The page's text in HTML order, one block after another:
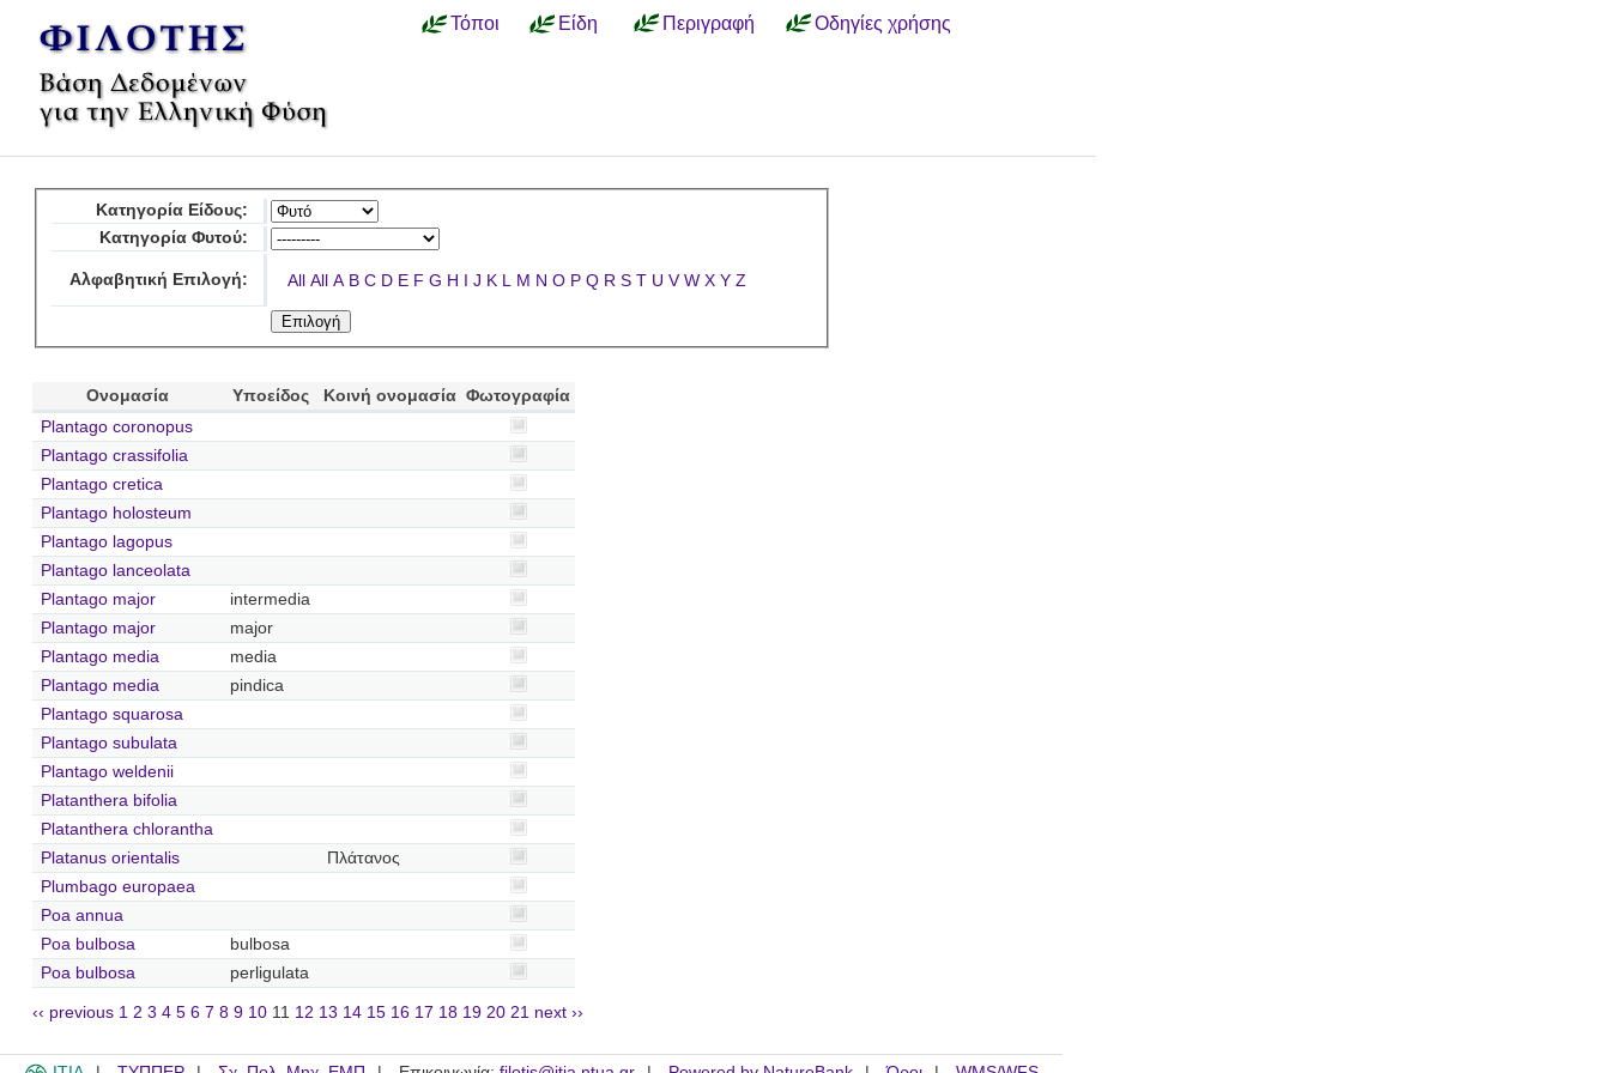
Τόποι Είδη Περιγραφή Οδηγίες χρήσης
Κατηγορία Είδους:
Κατηγορία Φυτού:
Αλφαβητική Επιλογή: All All A B C D E F G H I J K L M N O P Q R S T U V W X Y Z
Ονομασία Υποείδος Κοινή ονομασία Φωτογραφία
Plantago coronopus
Plantago crassifolia
Plantago cretica
Plantago holosteum
Plantago lagopus
Plantago lanceolata
Plantago major
intermedia
Plantago major
major
Plantago media
media
Plantago media
pindica
Plantago squarosa
Plantago subulata
Plantago weldenii
Platanthera bifolia
Platanthera chlorantha
Platanus orientalis
Πλάτανος
Plumbago europaea
Poa annua
Poa bulbosa
bulbosa
Poa bulbosa
perligulata
‹‹ previous 1 2 3 4 5 6 7 8 9 10 11 12 13 14 15 16 17 18 19 20 21 next ››